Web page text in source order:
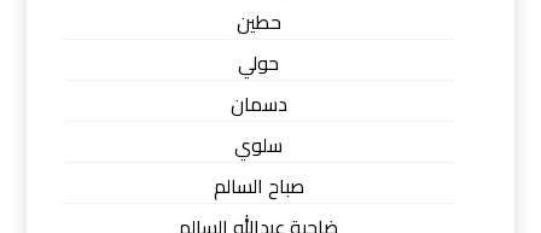
حطين
حولي
دسمان
سلوي
صباح السالم